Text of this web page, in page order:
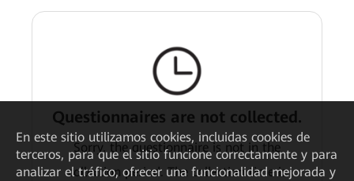
Questionnaires are not collected.
Sorry, the questionnaire is not in the
collection period. The collection time is
En este sitio utilizamos cookies, incluidas cookies de
terceros, para que el sitio funcione correctamente y para
analizar el tráfico, ofrecer una funcionalidad mejorada y